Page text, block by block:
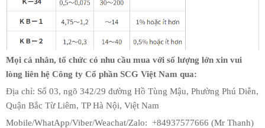
Mọi cá nhân, tổ chức có nhu cầu mua với số lượng lớn xin vui
lòng liên hệ Công ty Cổ phần SCG Việt Nam qua:
Địa chỉ: Số 03, ngõ 342/29 đường Hồ Tùng Mậu, Phường Phú Diễn,
Quận Bắc Từ Liêm, TP Hà Nội, Việt Nam
Mobile/WhatApp/Viber/Weachat/Zalo: +84937577666 (Mr Thanh)